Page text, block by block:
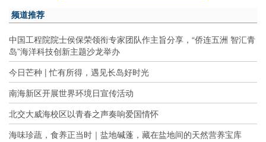
频道推荐
中国工程院院士侯保荣领衔专家团队作主旨分享，“侨连五洲 智汇青
岛”海洋科技创新主题沙龙举办
今日芒种 | 忙有所得，遇见长岛好时光
南海新区开展世界环境日宣传活动
北交大威海校区以青春之声奏响爱国情怀
海味珍蔬，食养正当时｜盐地碱蓬，藏在盐地间的天然营养宝库